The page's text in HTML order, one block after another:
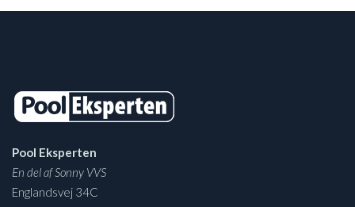
Pool Eksperten
En del af Sonny VVS
Englandsvej 34C